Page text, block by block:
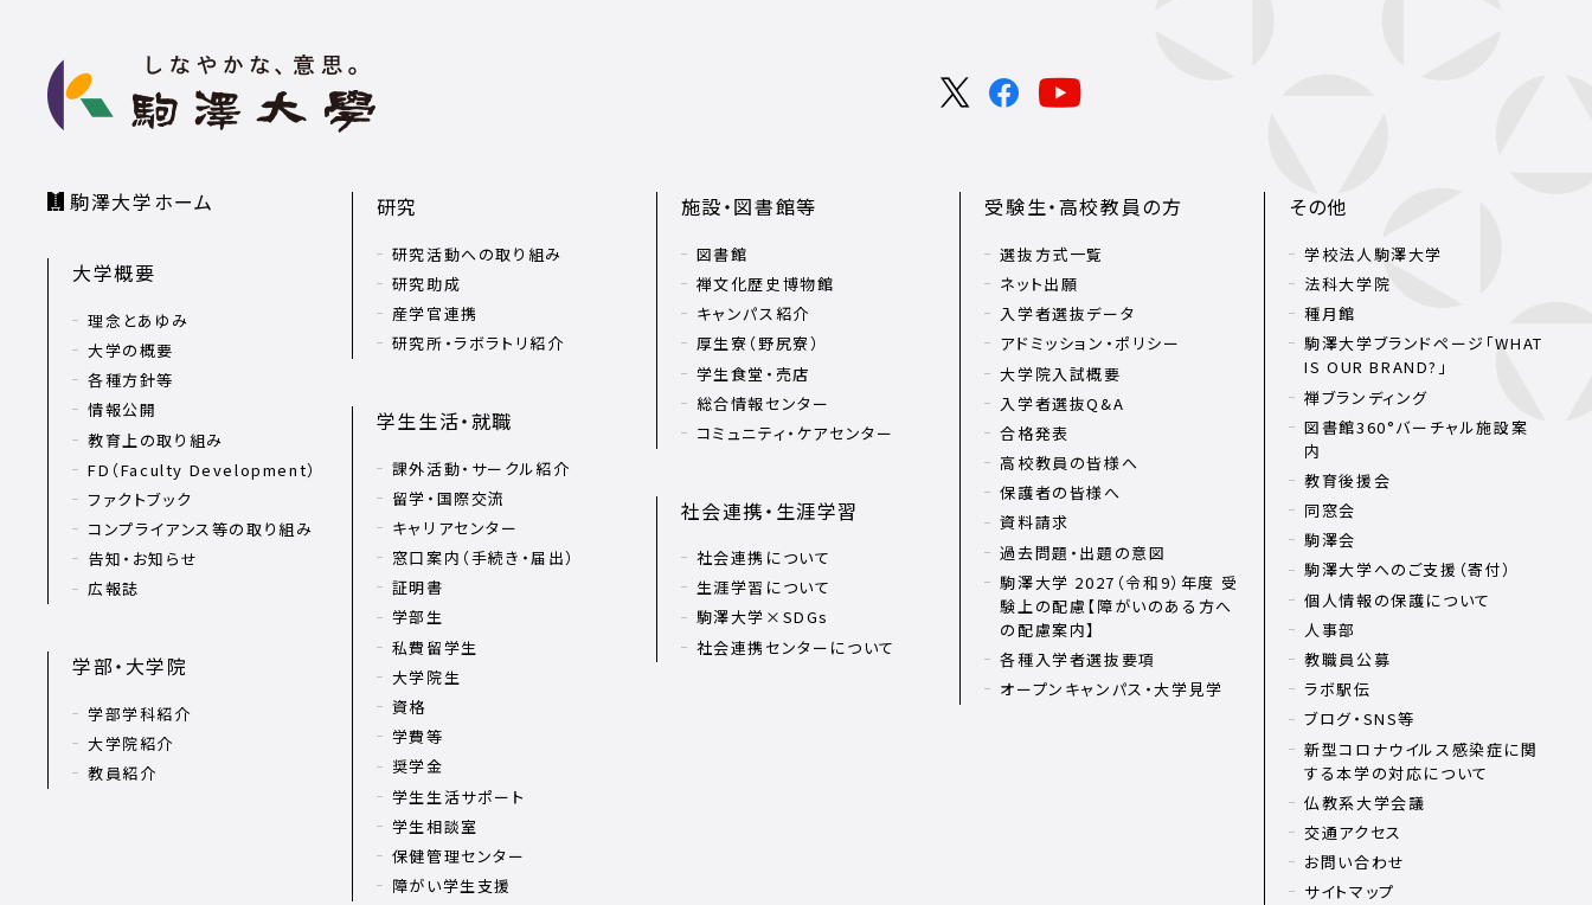
駒澤大学ホーム
大学概要
理念とあゆみ
大学の概要
各種方針等
情報公開
教育上の取り組み
FD（Faculty Development）
ファクトブック
コンプライアンス等の取り組み
告知・お知らせ
広報誌
学部・大学院
学部学科紹介
大学院紹介
教員紹介
研究
研究活動への取り組み
研究助成
産学官連携
研究所・ラボラトリ紹介
学生生活・就職
課外活動・サークル紹介
留学・国際交流
キャリアセンター
窓口案内（手続き・届出）
証明書
学部生
私費留学生
大学院生
資格
学費等
奨学金
学生生活サポート
学生相談室
保健管理センター
障がい学生支援
施設・図書館等
図書館
禅文化歴史博物館
キャンパス紹介
厚生寮（野尻寮）
学生食堂・売店
総合情報センター
コミュニティ・ケアセンター
社会連携・生涯学習
社会連携について
生涯学習について
駒澤大学×SDGs
社会連携センターについて
受験生・高校教員の方
選抜方式一覧
ネット出願
入学者選抜データ
アドミッション・ポリシー
大学院入試概要
入学者選抜Q&A
合格発表
高校教員の皆様へ
保護者の皆様へ
資料請求
過去問題・出題の意図
駒澤大学 2027（令和9）年度 受
験上の配慮【障がいのある方へ
の配慮案内】
各種入学者選抜要項
オープンキャンパス・大学見学
その他
学校法人駒澤大学
法科大学院
種月館
駒澤大学ブランドページ「WHAT
IS OUR BRAND?」
禅ブランディング
図書館360°バーチャル施設案
内
教育後援会
同窓会
駒澤会
駒澤大学へのご支援（寄付）
個人情報の保護について
人事部
教職員公募
ラボ駅伝
ブログ・SNS等
新型コロナウイルス感染症に関
する本学の対応について
仏教系大学会議
交通アクセス
お問い合わせ
サイトマップ